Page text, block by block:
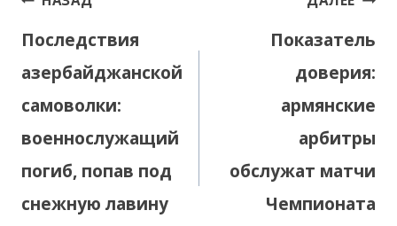
записям
Последствия
азербайджанской
самоволки:
военнослужащий
погиб, попав под
снежную лавину
Показатель
доверия:
армянские
арбитры
обслужат матчи
Чемпионата